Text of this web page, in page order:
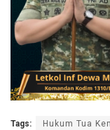
Tags: Hukum Tua